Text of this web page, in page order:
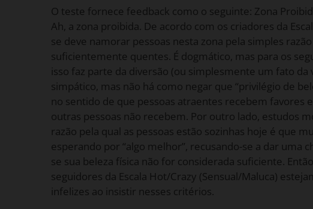
O teste fornece feedback como o seguinte: Zona
Ah, a zona proibida. De acordo com os criadores da
se deve namorar pessoas nesta zona pela simples
suficientemente quentes. É dogmático, mas para os
isso faz parte da diversão (ou simplesmente um fato da
simpático, mas não há como negar que “privilégio de
no sentido de que pessoas atraentes recebem favores
outras pessoas não recebem. Por outro lado, estudos
razão pela qual as pessoas estão sozinhas hoje é que
esperando por “algo melhor”, recusando-se a dar uma
se sua beleza física não for considerada suficiente.
seguidores da Escala Hot/Crazy (Sensual/Maluca)
infelizes ao insistir nesses critérios.